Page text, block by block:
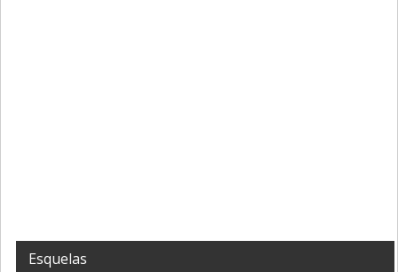
Esquelas